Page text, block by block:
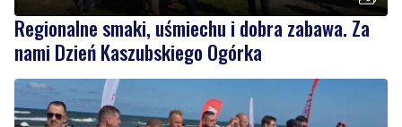
Regionalne smaki, uśmiechu i dobra zabawa. Za
nami Dzień Kaszubskiego Ogórka